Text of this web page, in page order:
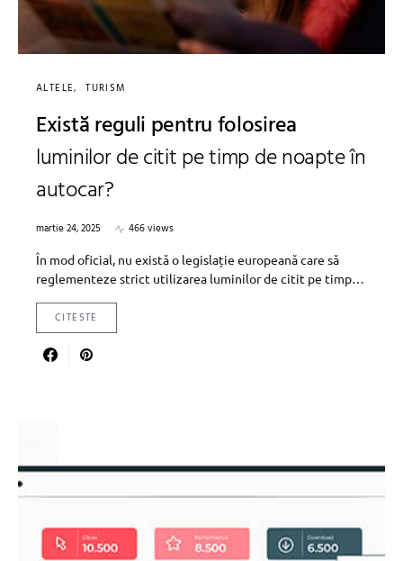
ALTELE TURISM
Există reguli pentru folosirea
luminilor de citit pe timp de noapte în
autocar?
martie 24, 2025
466 views
În mod oficial, nu există o legislație europeană care să
reglementeze strict utilizarea luminilor de citit pe timp…
CITESTE